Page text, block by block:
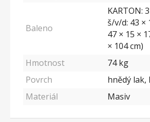
Baleno
KARTON:
š/v/d: 43 ×
47 × 15 ×
× 104 cm)
Hmotnost
74kg
Povrch
hnědý lak,
Materiál
Masiv